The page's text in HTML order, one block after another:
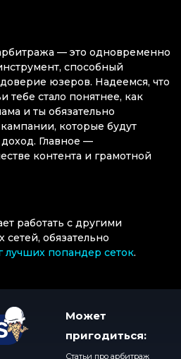
— это одновременно
способный
юзеров. Надеемся, что
тебе стало понятнее, как
и ты обязательно
которые будут
Главное —
контента и грамотной
работать с другими
обязательно
лучших попандер сеток.
Может
пригодиться:
Статьи про арбитраж